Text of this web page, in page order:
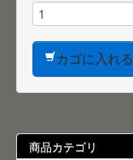
カゴに入れる
商品カテゴリ